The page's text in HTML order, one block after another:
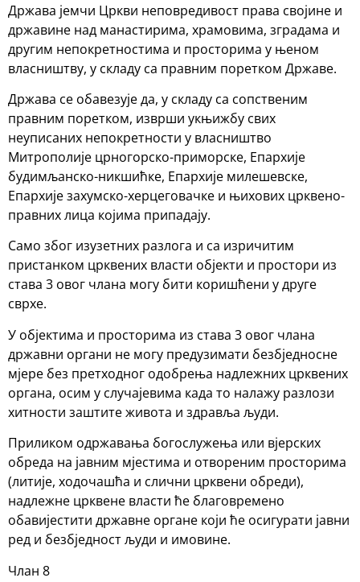
Држава јемчи Цркви неповредивост права својине и
државине над манастирима, храмовима, зградама и
другим непокретностима и просторима у њеном
власништву, у складу са правним поретком Државе.
Држава се обавезује да, у складу са сопственим
правним поретком, изврши укњижбу свих
неуписаних непокретности у власништво
Митрополије црногорско-приморске, Епархије
будимљанско-никшићке, Епархије милешевске,
Епархије захумско-херцеговачке и њихових црквено-
правних лица којима припадају.
Само због изузетних разлога и са изричитим
пристанком црквених власти објекти и простори из
става 3 овог члана могу бити коришћени у друге
сврхе.
У објектима и просторима из става 3 овог члана
државни органи не могу предузимати безбједносне
мјере без претходног одобрења надлежних црквених
органа, осим у случајевима када то налажу разлози
хитности заштите живота и здравља људи.
Приликом одржавања богослужења или вјерских
обреда на јавним мјестима и отвореним просторима
(литије, ходочашћа и слични црквени обреди),
надлежне црквене власти ће благовремено
обавијестити државне органе који ће осигурати јавни
ред и безбједност људи и имовине.
Члан 8